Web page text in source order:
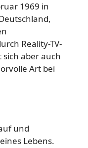
1969 in
Reality-TV-
aber auch
Art bei
und
Lebens.